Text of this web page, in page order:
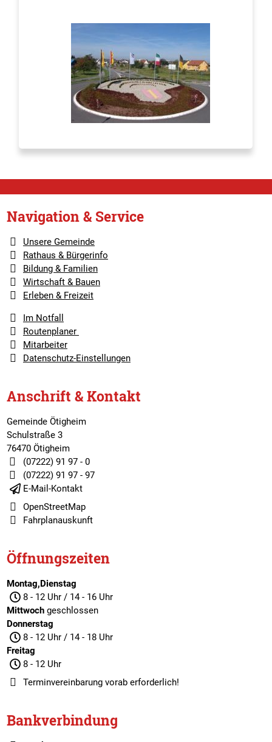
Navigation & Service
Unsere Gemeinde
Rathaus & Bürgerinfo
Bildung & Familien
Wirtschaft & Bauen
Erleben & Freizeit
Im Notfall
Routenplaner
Mitarbeiter
Datenschutz-Einstellungen
Anschrift & Kontakt
Gemeinde Ötigheim
Schulstraße 3
76470 Ötigheim
(07222) 91 97 - 0
(07222) 91 97 - 97
E-Mail-Kontakt
OpenStreetMap
Fahrplanauskunft
Öffnungszeiten
Montag,Dienstag
8 - 12 Uhr / 14 - 16 Uhr
Mittwochgeschlossen
Donnerstag
8 - 12 Uhr / 14 - 18 Uhr
Freitag
8 - 12 Uhr
Terminvereinbarungvorab erforderlich!
Bankverbindung